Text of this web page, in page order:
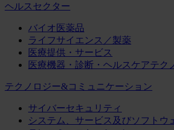
ヘルスセクター
バイオ医薬品
ライフサイエンス／製薬
医療提供・サービス
医療機器・診断・ヘルスケアテク
テクノロジー&コミュニケーション
サイバーセキュリティ
システム、サービス及びソフトウ